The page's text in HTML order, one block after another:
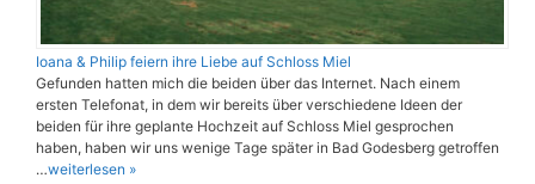
Ioana & Philip feiern ihre Liebe auf Schloss Miel
Gefunden hatten mich die beiden über das Internet. Nach einem
ersten Telefonat, in dem wir bereits über verschiedene Ideen der
beiden für ihre geplante Hochzeit auf Schloss Miel gesprochen
haben, haben wir uns wenige Tage später in Bad Godesberg getroffen
…weiterlesen »